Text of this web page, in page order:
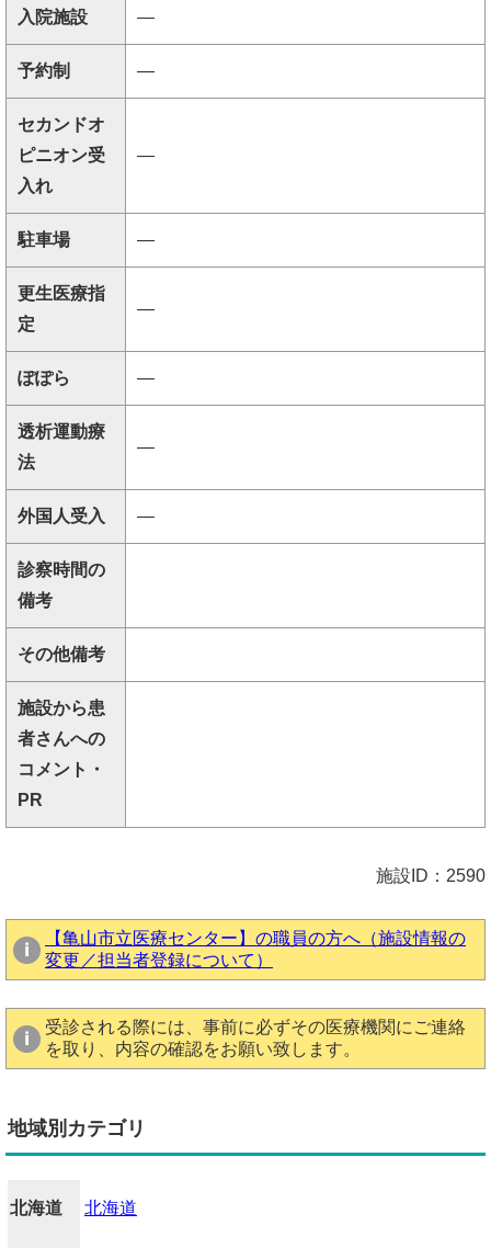
入院施設 ―
予約制 ―
セカンドオ
ピニオン受
入れ
―
駐車場 ―
更生医療指
定
―
ぽぽら ―
透析運動療
法
―
外国人受入 ―
診察時間の
備考
その他備考
施設から患
者さんへの
コメント・
PR
施設ID：2590
【亀山市立医療センター】の職員の方へ（施設情報の
変更／担当者登録について）
受診される際には、事前に必ずその医療機関にご連絡
を取り、内容の確認をお願い致します。
地域別カテゴリ
北海道 北海道